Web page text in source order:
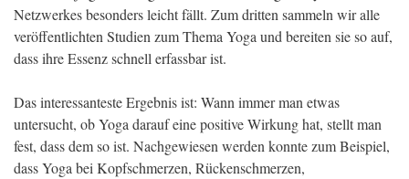
Netzwerkes besonders leicht fällt. Zum dritten sammeln wir alle
veröffentlichten Studien zum Thema Yoga und bereiten sie so auf,
dass ihre Essenz schnell erfassbar ist.
Das interessanteste Ergebnis ist: Wann immer man etwas
untersucht, ob Yoga darauf eine positive Wirkung hat, stellt man
fest, dass dem so ist. Nachgewiesen werden konnte zum Beispiel,
dass Yoga bei Kopfschmerzen, Rückenschmerzen,